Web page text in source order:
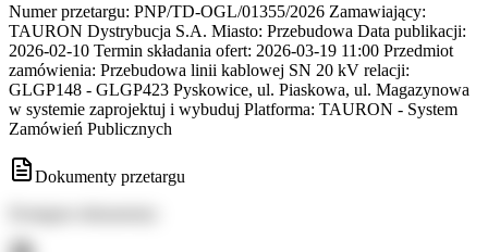
Numer przetargu: PNP/TD-OGL/01355/2026 Zamawiający:
TAURON Dystrybucja S.A. Miasto: Przebudowa Data publikacji:
2026-02-10 Termin składania ofert: 2026-03-19 11:00 Przedmiot
zamówienia: Przebudowa linii kablowej SN 20 kV relacji:
GLGP148 - GLGP423 Pyskowice, ul. Piaskowa, ul. Magazynowa
w systemie zaprojektuj i wybuduj Platforma: TAURON - System
Zamówień Publicznych
Dokumenty przetargu